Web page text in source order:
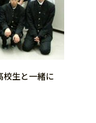
校生と一緒に